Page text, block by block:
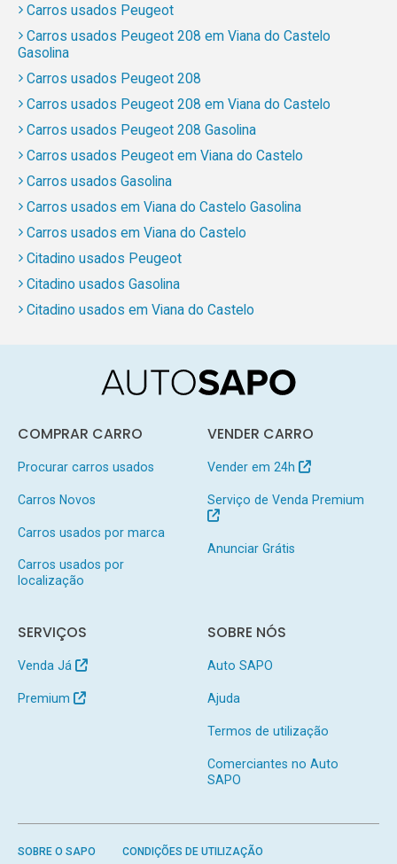
Carros usados Peugeot
Carros usados Peugeot 208 em Viana do Castelo
Gasolina
Carros usados Peugeot 208
Carros usados Peugeot 208 em Viana do Castelo
Carros usados Peugeot 208 Gasolina
Carros usados Peugeot em Viana do Castelo
Carros usados Gasolina
Carros usados em Viana do Castelo Gasolina
Carros usados em Viana do Castelo
Citadino usados Peugeot
Citadino usados Gasolina
Citadino usados em Viana do Castelo
COMPRAR CARRO
Procurar carros usados
Carros Novos
Carros usados por marca
Carros usados por
localização
VENDER CARRO
Vender em 24h
Serviço de Venda Premium
Anunciar Grátis
SERVIÇOS
Venda Já
Premium
SOBRE NÓS
Auto SAPO
Ajuda
Termos de utilização
Comerciantes no Auto
SAPO
SOBRE O SAPO CONDIÇÕES DE UTILIZAÇÃO